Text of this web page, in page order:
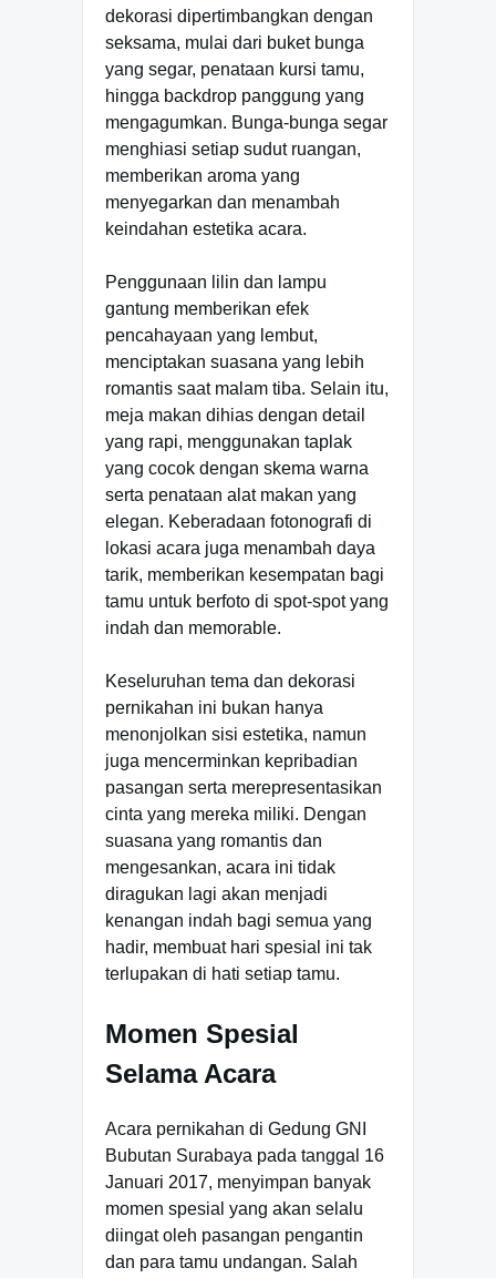
dekorasi dipertimbangkan dengan
seksama, mulai dari buket bunga
yang segar, penataan kursi tamu,
hingga backdrop panggung yang
mengagumkan. Bunga-bunga segar
menghiasi setiap sudut ruangan,
memberikan aroma yang
menyegarkan dan menambah
keindahan estetika acara.
Penggunaan lilin dan lampu
gantung memberikan efek
pencahayaan yang lembut,
menciptakan suasana yang lebih
romantis saat malam tiba. Selain itu,
meja makan dihias dengan detail
yang rapi, menggunakan taplak
yang cocok dengan skema warna
serta penataan alat makan yang
elegan. Keberadaan fotonografi di
lokasi acara juga menambah daya
tarik, memberikan kesempatan bagi
tamu untuk berfoto di spot-spot yang
indah dan memorable.
Keseluruhan tema dan dekorasi
pernikahan ini bukan hanya
menonjolkan sisi estetika, namun
juga mencerminkan kepribadian
pasangan serta merepresentasikan
cinta yang mereka miliki. Dengan
suasana yang romantis dan
mengesankan, acara ini tidak
diragukan lagi akan menjadi
kenangan indah bagi semua yang
hadir, membuat hari spesial ini tak
terlupakan di hati setiap tamu.
Momen Spesial
Selama Acara
Acara pernikahan di Gedung GNI
Bubutan Surabaya pada tanggal 16
Januari 2017, menyimpan banyak
momen spesial yang akan selalu
diingat oleh pasangan pengantin
dan para tamu undangan. Salah